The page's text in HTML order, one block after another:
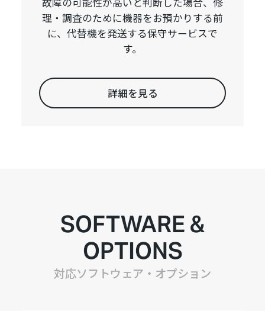
理・調査のために機器をお預かりする前
に、代替機を発送する保守サービスで
す。
詳細を見る
SOFTWARE &
OPTIONS
対応ソフトウェア・オプション